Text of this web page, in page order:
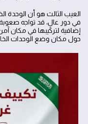
العيب الثالث هو أن الوحدة
في دور عالٍ، قد تواجه صعوبة
إضافية لتركيبها في مكان
حول مكان وضع الوحدات